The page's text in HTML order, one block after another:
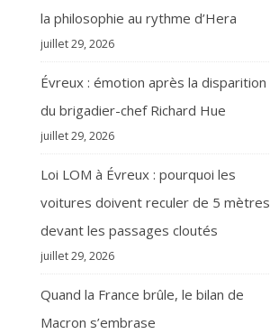
la philosophie au rythme d’Hera
juillet 29, 2026
Évreux : émotion après la disparition
du brigadier-chef Richard Hue
juillet 29, 2026
Loi LOM à Évreux : pourquoi les
voitures doivent reculer de 5 mètres
devant les passages cloutés
juillet 29, 2026
Quand la France brûle, le bilan de
Macron s’embrase